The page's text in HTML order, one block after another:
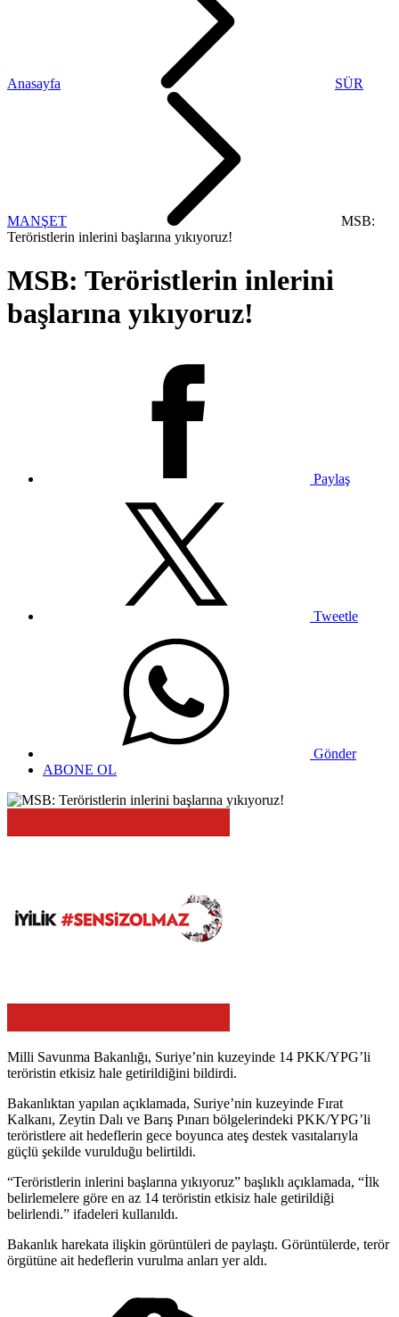
Anasayfa SÜR
MANŞET
MSB:
Teröristlerin inlerini başlarına yıkıyoruz!
MSB: Teröristlerin inlerini
başlarına yıkıyoruz!
Paylaş
Tweetle
Gönder
ABONE OL
Milli Savunma Bakanlığı, Suriye’nin kuzeyinde 14 PKK/YPG’li
teröristin etkisiz hale getirildiğini bildirdi.
Bakanlıktan yapılan açıklamada, Suriye’nin kuzeyinde Fırat
Kalkanı, Zeytin Dalı ve Barış Pınarı bölgelerindeki PKK/YPG’li
teröristlere ait hedeflerin gece boyunca ateş destek vasıtalarıyla
güçlü şekilde vurulduğu belirtildi.
“Teröristlerin inlerini başlarına yıkıyoruz” başlıklı açıklamada, “İlk
belirlemelere göre en az 14 teröristin etkisiz hale getirildiği
belirlendi.” ifadeleri kullanıldı.
Bakanlık harekata ilişkin görüntüleri de paylaştı. Görüntülerde, terör
örgütüne ait hedeflerin vurulma anları yer aldı.